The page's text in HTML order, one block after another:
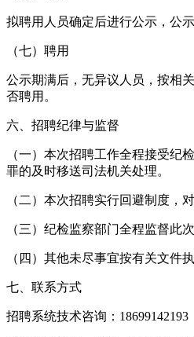
拟聘用人员确定后进行公示，公
（七）聘用
公示期满后，无异议人员，按相
否聘用。
六、招聘纪律与监督
（一）本次招聘工作全程接受纪
罪的及时移送司法机关处理。
（二）本次招聘实行回避制度，
（三）纪检监察部门全程监督此次
（四）其他未尽事宜按有关文件执
七、联系方式
招聘系统技术咨询：18699142193